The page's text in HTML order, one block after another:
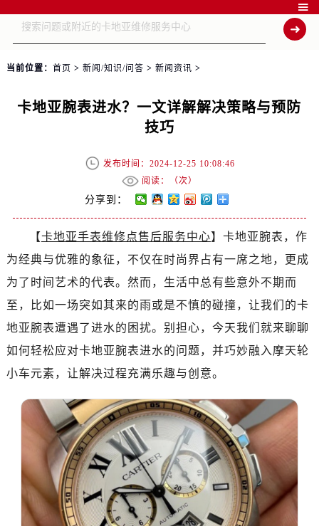

当前位置： 首页 > 新闻/知识/问答 > 新闻资讯 >
卡地亚腕表进水？一文详解解决策略与预防
技巧
发布时间：2024-12-25 10:08:46
阅读：（次）
分享到：
【卡地亚手表维修点售后服务中心】卡地亚腕表，作
为经典与优雅的象征，不仅在时尚界占有一席之地，更成
为了时间艺术的代表。然而，生活中总有些意外不期而
至，比如一场突如其来的雨或是不慎的碰撞，让我们的卡
地亚腕表遭遇了进水的困扰。别担心，今天我们就来聊聊
如何轻松应对卡地亚腕表进水的问题，并巧妙融入摩天轮
小车元素，让解决过程充满乐趣与创意。